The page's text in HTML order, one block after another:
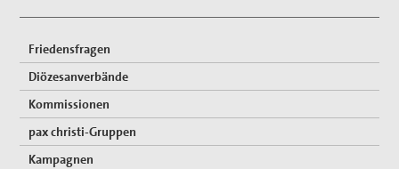
Friedensfragen
Diözesanverbände
Kommissionen
pax christi-Gruppen
Kampagnen